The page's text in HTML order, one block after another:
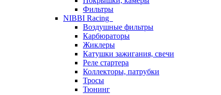
Фильтры
NIBBI Racing
Воздушные фильтры
Карбюраторы
Жиклеры
Катушки зажигания, свечи
Реле стартера
Коллекторы, патрубки
Тросы
Тюнинг